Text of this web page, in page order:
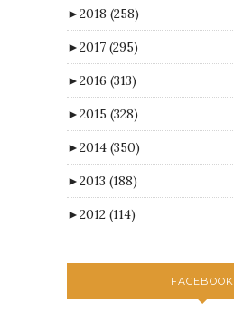
►2018 (258)
►2017 (295)
►2016 (313)
►2015 (328)
►2014 (350)
►2013 (188)
►2012 (114)
FACEBOOK